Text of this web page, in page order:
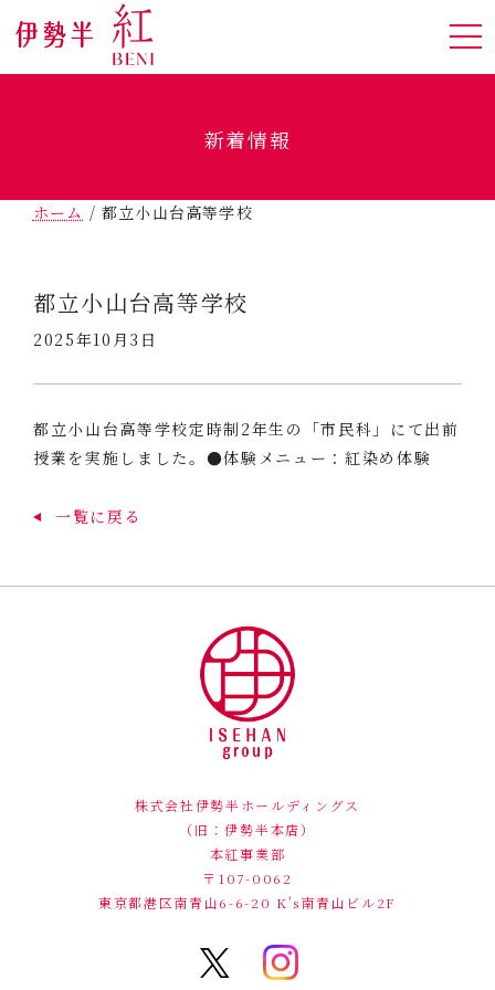
新着情報
ホーム /都立小山台高等学校
都立小山台高等学校
2025年10月3日
都立小山台高等学校定時制2年生の「市民科」にて出前
授業を実施しました。●体験メニュー：紅染め体験
一覧に戻る
株式会社伊勢半ホールディングス
（旧：伊勢半本店）
本紅事業部
〒107-0062
東京都港区南青山6-6-20 K's南青山ビル2F